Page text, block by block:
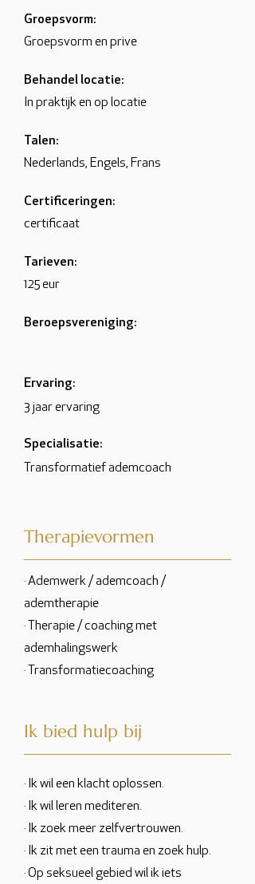
Groepsvorm:
Groepsvorm en prive
Behandel locatie:
In praktijk en op locatie
Talen:
Nederlands, Engels, Frans
Certificeringen:
certificaat
Tarieven:
125 eur
Beroepsvereniging:
Ervaring:
3 jaar ervaring
Specialisatie:
Transformatief ademcoach
Therapievormen
· Ademwerk / ademcoach /
ademtherapie
· Therapie / coaching met
ademhalingswerk
· Transformatiecoaching
Ik bied hulp bij
· Ik wil een klacht oplossen.
· Ik wil leren mediteren.
· Ik zoek meer zelfvertrouwen.
· Ik zit met een trauma en zoek hulp.
· Op seksueel gebied wil ik iets